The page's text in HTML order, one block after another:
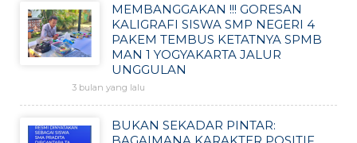
MEMBANGGAKAN !!! GORESAN
KALIGRAFI SISWA SMP NEGERI 4
PAKEM TEMBUS KETATNYA SPMB
MAN 1 YOGYAKARTA JALUR
UNGGULAN
3 bulan yang lalu
BUKAN SEKADAR PINTAR:
BAGAIMANA KARAKTER POSITIF